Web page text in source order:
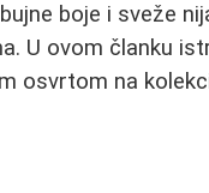
boje i sveže
U ovom članku
osvrtom na